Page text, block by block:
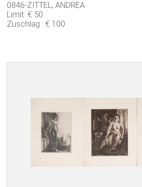
0846-ZITTEL, ANDREA
Limit: € 50
Zuschlag : € 100